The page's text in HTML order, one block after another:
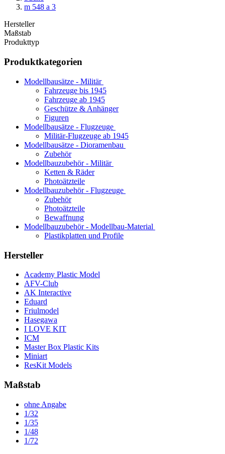
m 548 a 3
Hersteller
Maßstab
Produkttyp
Produktkategorien
Modellbausätze - Militär
Fahrzeuge bis 1945
Fahrzeuge ab 1945
Geschütze & Anhänger
Figuren
Modellbausätze - Flugzeuge
Militär-Flugzeuge ab 1945
Modellbausätze - Dioramenbau
Zubehör
Modellbauzubehör - Militär
Ketten & Räder
Photoätzteile
Modellbauzubehör - Flugzeuge
Zubehör
Photoätzteile
Bewaffnung
Modellbauzubehör - Modellbau-Material
Plastikplatten und Profile
Hersteller
Academy Plastic Model
AFV-Club
AK Interactive
Eduard
Friulmodel
Hasegawa
I LOVE KIT
ICM
Master Box Plastic Kits
Miniart
ResKit Models
Maßstab
ohne Angabe
1/32
1/35
1/48
1/72